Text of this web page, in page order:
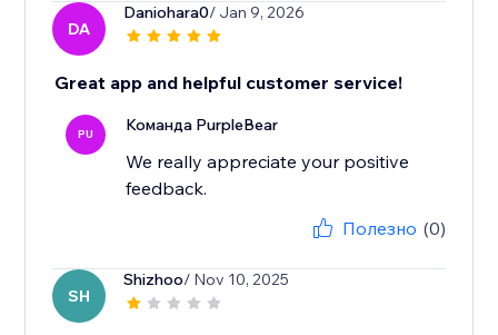
DA
Daniohara0/ Jan 9, 2026
Great app and helpful customer service!
PU Команда PurpleBear
We really appreciate your positive
feedback.
Полезно (0)
SH
Shizhoo/ Nov 10, 2025